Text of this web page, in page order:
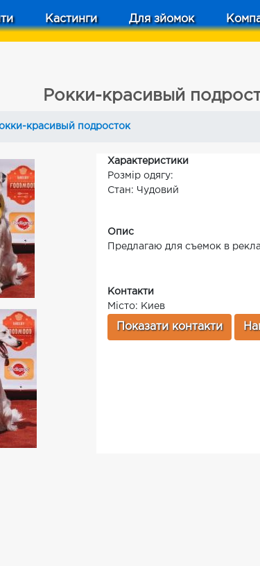
Кастинги Для зйомок
Рокки-красивый
красивый подросток
Характеристики
Розмір одягу:
Стан: Чудовий
Опис
Предлагаю для съемок в
Контакти
Місто: Киев
Показати контакти